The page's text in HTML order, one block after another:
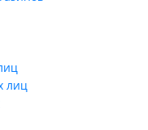
лиц